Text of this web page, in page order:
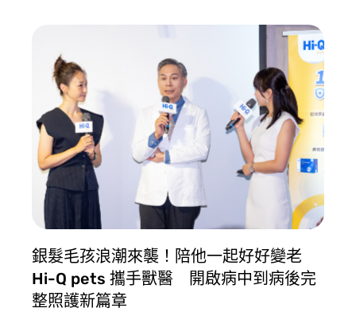
銀髮毛孩浪潮來襲！陪他一起好好變老
Hi-Q pets 攜手獸醫 開啟病中到病後完
整照護新篇章